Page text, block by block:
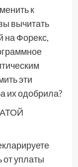
к
вычитать
на Форекс,
эти
их одобрила?
от уплаты